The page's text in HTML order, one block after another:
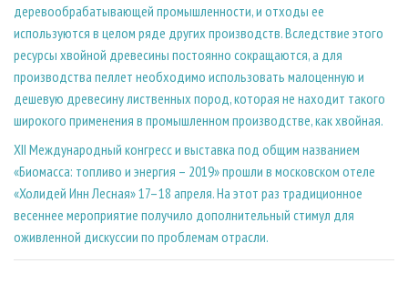
деревообрабатывающей промышленности, и отходы ее
используются в целом ряде других производств. Вследствие этого
ресурсы хвойной древесины постоянно сокращаются, а для
производства пеллет необходимо использовать малоценную и
дешевую древесину лиственных пород, которая не находит такого
широкого применения в промышленном производстве, как хвойная.
XII Международный конгресс и выставка под общим названием
«Биомасса: топливо и энергия – 2019» прошли в московском отеле
«Холидей Инн Лесная» 17–18 апреля. На этот раз традиционное
весеннее мероприятие получило дополнительный стимул для
оживленной дискуссии по проблемам отрасли.